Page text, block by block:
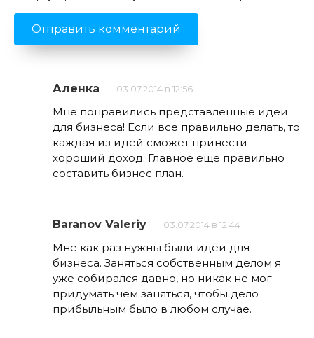
Аленка 03.07.2014 в 12:56
Мне понравились представленные идеи
для бизнеса! Если все правильно делать, то
каждая из идей сможет принести
хороший доход. Главное еще правильно
составить бизнес план.
Baranov Valeriy 03.07.2014 в 12:44
Мне как раз нужны были идеи для
бизнеса. Заняться собственным делом я
уже собирался давно, но никак не мог
придумать чем заняться, чтобы дело
прибыльным было в любом случае.